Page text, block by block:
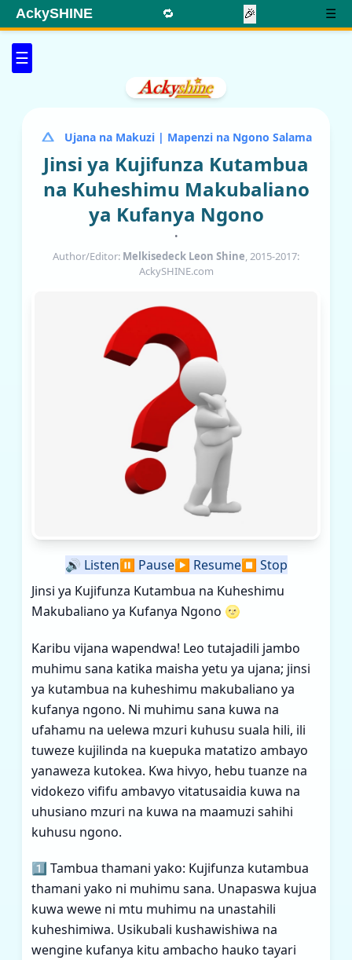
☰
AckySHINE 🔁 🎉 ☰
Ujana na Makuzi | Mapenzi na Ngono Salama
Jinsi ya Kujifunza Kutambua
na Kuheshimu Makubaliano
ya Kufanya Ngono
•
Author/Editor: Melkisedeck Leon Shine, 2015-2017:
AckySHINE.com
🔊 Listen⏸️ Pause▶️ Resume⏹️ Stop
Jinsi ya Kujifunza Kutambua na Kuheshimu
Makubaliano ya Kufanya Ngono 🌝
Karibu vijana wapendwa! Leo tutajadili jambo
muhimu sana katika maisha yetu ya ujana; jinsi
ya kutambua na kuheshimu makubaliano ya
kufanya ngono. Ni muhimu sana kuwa na
ufahamu na uelewa mzuri kuhusu suala hili, ili
tuweze kujilinda na kuepuka matatizo ambayo
yanaweza kutokea. Kwa hivyo, hebu tuanze na
vidokezo vififu ambavyo vitatusaidia kuwa na
uhusiano mzuri na kuwa na maamuzi sahihi
kuhusu ngono.
1️⃣ Tambua thamani yako: Kujifunza kutambua
thamani yako ni muhimu sana. Unapaswa kujua
kuwa wewe ni mtu muhimu na unastahili
kuheshimiwa. Usikubali kushawishiwa na
wengine kufanya kitu ambacho hauko tayari